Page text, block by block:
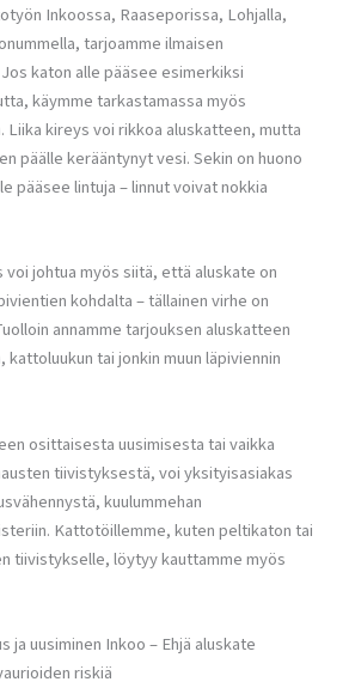
Inkoossa, Raaseporissa, Lohjalla,
tarjoamme ilmaisen
katon alle pääsee esimerkiksi
käymme tarkastamassa myös
Liika kireys voi rikkoa aluskatteen, mutta
päälle kerääntynyt vesi. Sekin on huono
pääsee lintuja – linnut voivat nokkia
johtua myös siitä, että aluskate on
kohdalta – tällainen virhe on
annamme tarjouksen aluskatteen
tai jonkin muun läpiviennin
osittaisesta uusimisesta tai vaikka
tiivistyksestä, voi yksityisasiakas
kuulummehan
Kattotöillemme, kuten peltikaton tai
tiivistykselle, löytyy kauttamme myös
ja uusiminen Inkoo – Ehjä aluskate
riskiä